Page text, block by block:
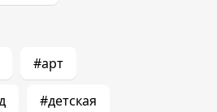
#арт
#детская